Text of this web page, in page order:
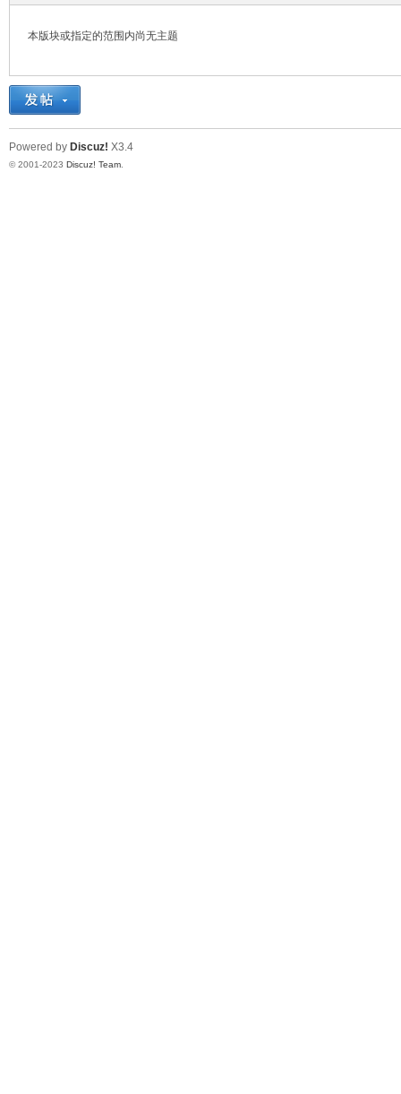
本版块或指定的范围内尚无主题
Powered by Discuz! X3.4
© 2001-2023 Discuz! Team.